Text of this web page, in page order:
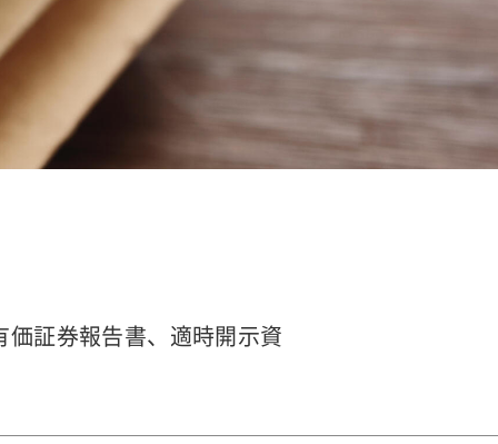
証券報告書、適時開示資